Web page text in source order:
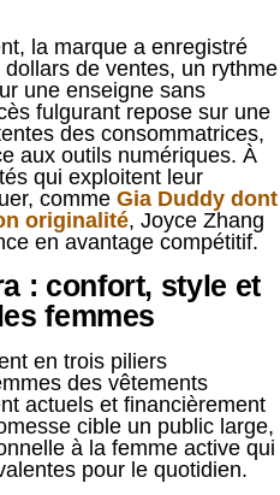
la marque a enregistré
de ventes, un rythme
une enseigne sans
fulgurant repose sur une
des consommatrices,
aux outils numériques. À
qui exploitent leur
comme Gia Duddy dont
originalité, Joyce Zhang
en avantage compétitif.
: confort, style et
femmes
en trois piliers
des vêtements
actuels et financièrement
cible un public large,
à la femme active qui
pour le quotidien.